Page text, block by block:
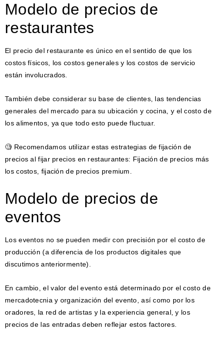
Modelo de precios de
restaurantes
El precio del restaurante es único en el sentido de que los
costos físicos, los costos generales y los costos de servicio
están involucrados.
También debe considerar su base de clientes, las tendencias
generales del mercado para su ubicación y cocina, y el costo de
los alimentos, ya que todo esto puede fluctuar.
🧐 Recomendamos utilizar estas estrategias de fijación de
precios al fijar precios en restaurantes: Fijación de precios más
los costos, fijación de precios premium.
Modelo de precios de
eventos
Los eventos no se pueden medir con precisión por el costo de
producción (a diferencia de los productos digitales que
discutimos anteriormente).
En cambio, el valor del evento está determinado por el costo de
mercadotecnia y organización del evento, así como por los
oradores, la red de artistas y la experiencia general, y los
precios de las entradas deben reflejar estos factores.